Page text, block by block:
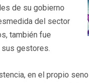
de su gobierno
del sector
también fue
gestores.
en el propio